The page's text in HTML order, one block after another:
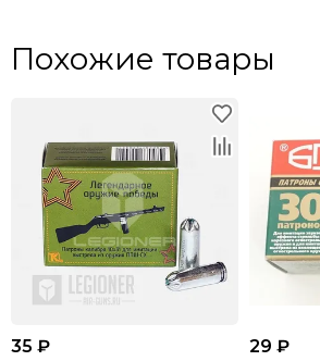
Похожие товары
35 ₽ 29 ₽